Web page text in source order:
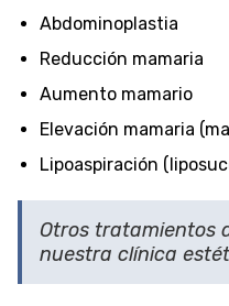
Abdominoplastia
Reducción mamaria
Aumento mamario
Elevación mamaria
Lipoaspiración
Otros tratamientos
nuestra clínica